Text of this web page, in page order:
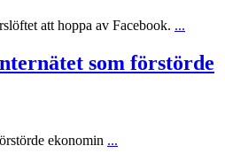
att hoppa av Facebook. ...
som förstörde
ekonomin ...